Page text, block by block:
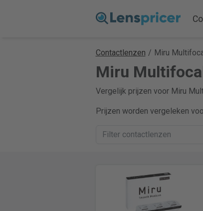
Contactlenzen / Miru
Miru
Vergelijk prijzen voor Miru
Prijzen worden vergeleken